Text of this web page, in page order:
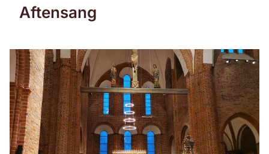
Aftensang